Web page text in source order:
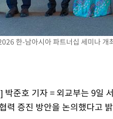
한-남아시아 파트너십 세미나
박준호 기자 = 외교부는 9일
력 증진 방안을 논의했다고